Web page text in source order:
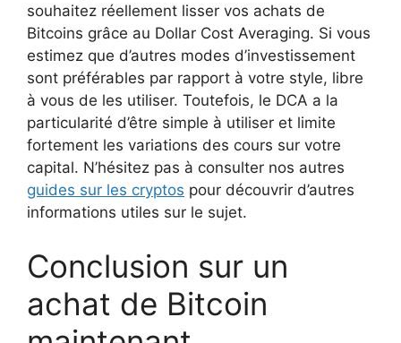
souhaitez réellement lisser vos achats de
Bitcoins grâce au Dollar Cost Averaging. Si vous
estimez que d’autres modes d’investissement
sont préférables par rapport à votre style, libre
à vous de les utiliser. Toutefois, le DCA a la
particularité d’être simple à utiliser et limite
fortement les variations des cours sur votre
capital. N’hésitez pas à consulter nos autres
guides sur les cryptos pour découvrir d’autres
informations utiles sur le sujet.
Conclusion sur un
achat de Bitcoin